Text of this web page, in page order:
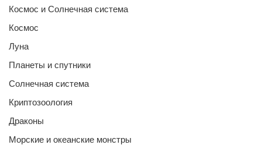
Космос и Солнечная система
Космос
Луна
Планеты и спутники
Солнечная система
Криптозоология
Драконы
Морские и океанские монстры